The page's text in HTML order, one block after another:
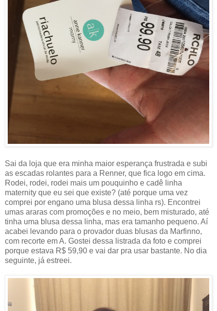
Sai da loja que era minha maior esperança frustrada e subi
as escadas rolantes para a Renner, que fica logo em cima.
Rodei, rodei, rodei mais um pouquinho e cadê linha
maternity que eu sei que existe? (até porque uma vez
comprei por engano uma blusa dessa linha rs). Encontrei
umas araras com promoções e no meio, bem misturado, até
tinha uma blusa dessa linha, mas era tamanho pequeno. Aí
acabei levando para o provador duas blusas da Marfinno,
com recorte em A. Gostei dessa listrada da foto e comprei
porque estava R$ 59,90 e vai dar pra usar bastante. No dia
seguinte, já estreei.